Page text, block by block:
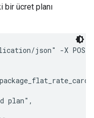
bir ücret planı
json" -X
plan",